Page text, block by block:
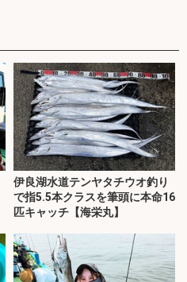
伊良湖水道テンヤタチウオ釣り
で指5.5本クラスを筆頭に本命16
匹キャッチ【海栄丸】